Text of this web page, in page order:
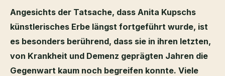
Angesichts der Tatsache, dass Anita Kupschs
künstlerisches Erbe längst fortgeführt wurde, ist
es besonders berührend, dass sie in ihren letzten,
von Krankheit und Demenz geprägten Jahren die
Gegenwart kaum noch begreifen konnte. Viele